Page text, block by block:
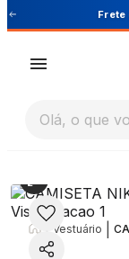
Olá, o que
Vestuário